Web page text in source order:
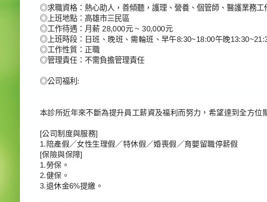
◎求職資格：熱心助人，善傾聽，護理、營養、個管師、醫護業務
◎ 上班地點： 高雄市三民區
◎工作待遇： 月薪 28,000元 ~ 30,000元
◎ 上班時段： 日班、晚班、需輪班、早午8:30~18:00午晚
◎工作性質：正職
◎管理責任：不需負擔管理責任
◎公司福利 :
本診所近年來不斷為提升員工薪資及福利而努力，希望達到全方
[公司制度與服務]
1. 陪產假／女性生理假／特休假／婚喪假／育嬰留職停薪假
[保險與保障]
1.勞保。
2.健保。
3.退休金6%提繳。